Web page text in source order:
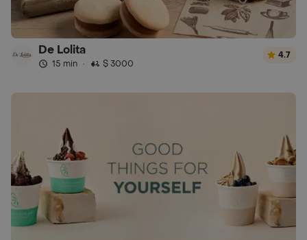
De Lolita
15 min · $ 3000
4.7